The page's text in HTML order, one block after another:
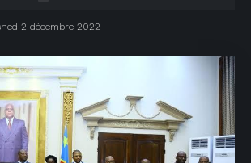
2 décembre 2022